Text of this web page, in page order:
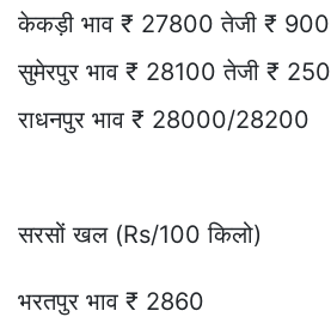
केकड़ी भाव ₹ 27800 तेजी ₹ 900
सुमेरपुर भाव ₹ 28100 तेजी ₹ 250
राधनपुर भाव ₹ 28000/28200
सरसों खल (Rs/100 किलो)
भरतपुर भाव ₹ 2860